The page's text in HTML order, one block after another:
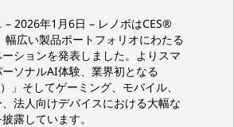
– 2026年1月6日 – レノボはCES®
幅広い製品ポートフォリオにわたる
ションを発表しました。よりスマ
ソナルAI体験、業界初となる
」そしてゲーミング、モバイル、
法人向けデバイスにおける大幅な
露しています。